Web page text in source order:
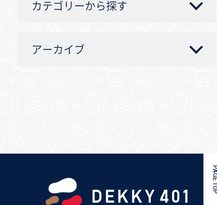
カテゴリーから探す
アーカイブ